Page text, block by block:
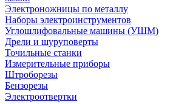
Электроножницы по металлу
Наборы электроинструментов
Углошлифовальные машины (УШМ)
Дрели и шуруповерты
Точильные станки
Измерительные приборы
Штроборезы
Бензорезы
Электроотвертки